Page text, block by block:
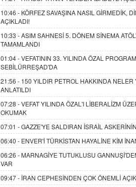
10:46 - KÖRFEZ SAVAŞINA NASIL GİRMEDİK,
AÇIKLADI!
10:33 -ASIM SAHNESİ 5. DÖNEM SİNEMA
TAMAMLANDI
01:04 -VEFATININ 33. YILINDA ÖZAL
SEBİLÜRREŞAD'DA
21:56 - 150 YILDIR PETROL HAKKINDA NELER
ANLATILDI
07:28 -VEFAT YILINDA ÖZAL'I LİBERALİZM
OKUMAK
07:01 -GAZZE'YE SALDIRAN İSRAİL
06:40 - ENVER'İ TÜRKİSTAN HAYALİNE KİM
06:26 - MARNAGİYE TUTUKLUSU
VAR
09:47 - İRAN CEPHESİNDEN ÇOK ÖNEMLİ